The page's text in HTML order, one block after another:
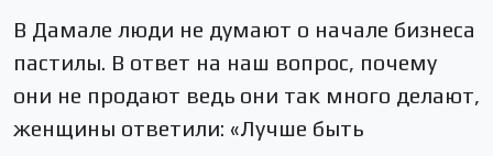
В Дамале люди не думают о начале бизнеса
пастилы. В ответ на наш вопрос, почему
они не продают ведь они так много делают,
женщины ответили: «Лучше быть